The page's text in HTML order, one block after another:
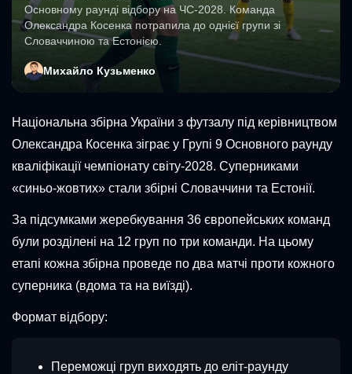
Основному раунді відбору на ЧС-2028. Команда
Олександра Косенка потрапила до однієї групи зі
Словаччиною та Естонією.
Михайло Кузьменко
Національна збірна України з футзалу під керівництвом
Олександра Косенка зіграє у Групі 9 Основного раунду
кваліфікації чемпіонату світу-2028. Суперниками
«синьо-жовтих» стали збірні Словаччини та Естонії.
За підсумками жеребкування 36 європейських команд
були розділені на 12 груп по три команди. На цьому
етапі кожна збірна проведе по два матчі проти кожного
суперника (вдома та на виїзді).
Формат відбору:
Переможці груп виходять до еліт-раунду